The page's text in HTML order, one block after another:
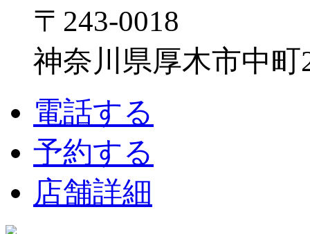
〒243-0018
神奈川県厚木市中町
電話する
予約する
店舗詳細